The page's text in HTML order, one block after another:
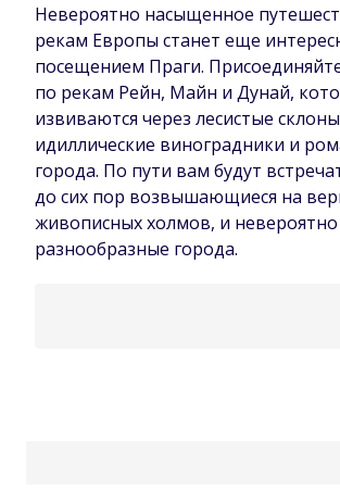
Невероятно насыщенное
рекам Европы станет еще
посещением Праги.
по рекам Рейн, Майн и Дунай,
извиваются через лесистые
идиллические виноградники и
города. По пути вам будут
до сих пор возвышающиеся на
живописных холмов, и невероятно
разнообразные города.